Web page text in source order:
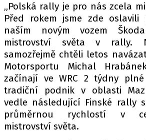
MEZINÁRODNÍ SCÉNA
SLEDUJTE NÁS NA
Máte příběh, fotku nebo
Pošlete e-mail na
ETICKÝ KODEX
„Polská rally je pro nás zcela
Před rokem jsme zde
naším novým vozem
mistrovství světa v rally.
samozřejmě chtěli letos
Motorsportu Michal
začínají ve WRC 2 týdny
tradiční podnik v oblasti
vedle následující Finské rally
průměrnou rychlostí v
mistrovství světa.